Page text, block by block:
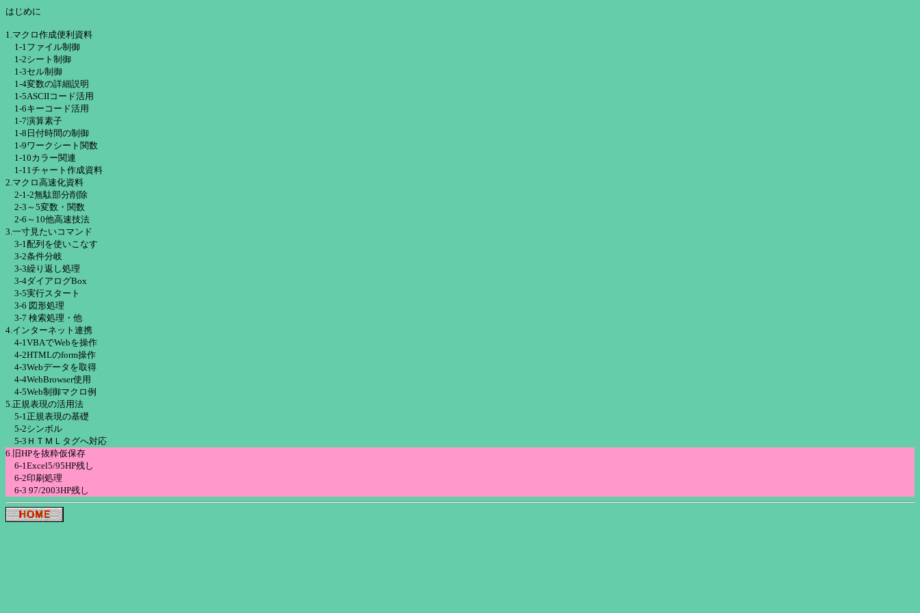
はじめに
1.マクロ作成便利資料
1-1ファイル制御
1-2シート制御
1-3セル制御
1-4変数の詳細説明
1-5ASCIIコード活用
1-6キーコード活用
1-7演算素子
1-8日付時間の制御
1-9ワークシート関数
1-10カラー関連
1-11チャート作成資料
2.マクロ高速化資料
2-1-2無駄部分削除
2-3～5変数・関数
2-6～10他高速技法
3.一寸見たいコマンド
3-1配列を使いこなす
3-2条件分岐
3-3繰り返し処理
3-4ダイアログBox
3-5実行スタート
3-6 図形処理
3-7 検索処理・他
4.インターネット連携
4-1VBAでWebを操作
4-2HTMLのform操作
4-3Webデータを取得
4-4WebBrowser使用
4-5Web制御マクロ例
5.正規表現の活用法
5-1正規表現の基礎
5-2シンボル
5-3ＨＴＭＬタグへ対応
6.旧HPを抜粋仮保存
6-1Excel5/95HP残し
6-2印刷処理
6-3 97/2003HP残し